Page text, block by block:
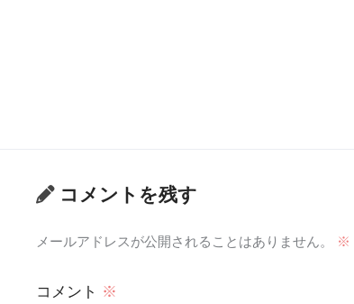
コメントを残す
メールアドレスが公開されることはありません。 ※
コメント ※